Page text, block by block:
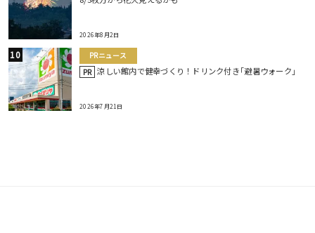
2026年8月2日
PRニュース
PR 涼しい館内で健幸づくり！ドリンク付き｢避暑ウォーク｣
2026年7月21日